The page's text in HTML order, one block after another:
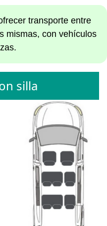
transporte entre
mismas, con vehículos
silla